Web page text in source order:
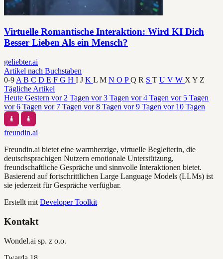
Virtuelle Romantische Interaktion: Wird KI Dich
Besser Lieben Als ein Mensch?
geliebter.ai
Artikel nach Buchstaben
0-9 A B C D E F G H I J K L M N O PQ R S T U V W X Y Z
Tägliche Artikel
Heute Gestern vor 2 Tagen vor 3 Tagen vor 4 Tagen vor 5 Tagen
vor 6 Tagen vor 7 Tagen vor 8 Tagen vor 9 Tagen vor 10 Tagen
freundin.ai
Freundin.ai bietet eine warmherzige, virtuelle Begleiterin, die
deutschsprachigen Nutzern emotionale Unterstützung,
freundschaftliche Gespräche und sinnvolle Interaktionen bietet.
Basierend auf fortschrittlichen Large Language Models (LLMs) ist
sie jederzeit für Gespräche verfügbar.
Erstellt mit Developer Toolkit
Kontakt
Wondel.ai sp. z o.o.